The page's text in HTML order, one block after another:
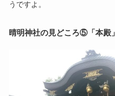
うですよ。
晴明神社の見どころ⑤「本殿」